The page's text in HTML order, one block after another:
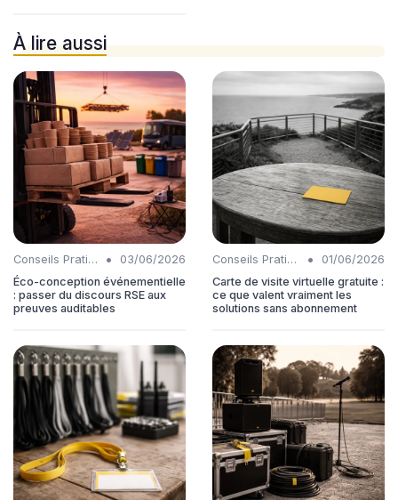
À lire aussi
Conseils Pratiques •
03/06/2026
Éco-conception événementielle
: passer du discours RSE aux
preuves auditables
Conseils Pratiques •
01/06/2026
Carte de visite virtuelle gratuite :
ce que valent vraiment les
solutions sans abonnement